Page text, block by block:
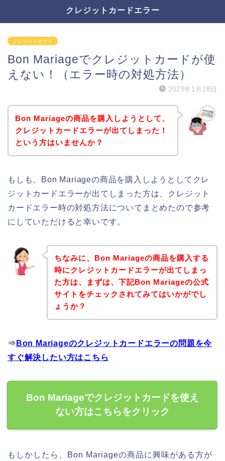
クレジットカードエラー
クレジットカード
Bon Mariageでクレジットカードが使
えない！（エラー時の対処方法）
2023年1月28日
Bon Mariageの商品を購入しようとして、
クレジットカードエラーが出てしまった！
という方はいませんか？
もしも、Bon Mariageの商品を購入しようとしてクレ
ジットカードエラーが出てしまった方は、クレジット
カードエラー時の対処方法についてまとめたので参考
にしていただけると幸いです。
ちなみに、Bon Mariageの商品を購入する
時にクレジットカードエラーが出てしまっ
た方は、まずは、下記Bon Mariageの公式
サイトをチェックされてみてはいかがでし
ょうか？
⇒ Bon Mariageのクレジットカードエラーの問題を今
すぐ解決したい方はこちら
Bon Mariageでクレジットカードを使え
ない方はこちらをクリック
もしかしたら、Bon Mariageの商品に興味がある方が